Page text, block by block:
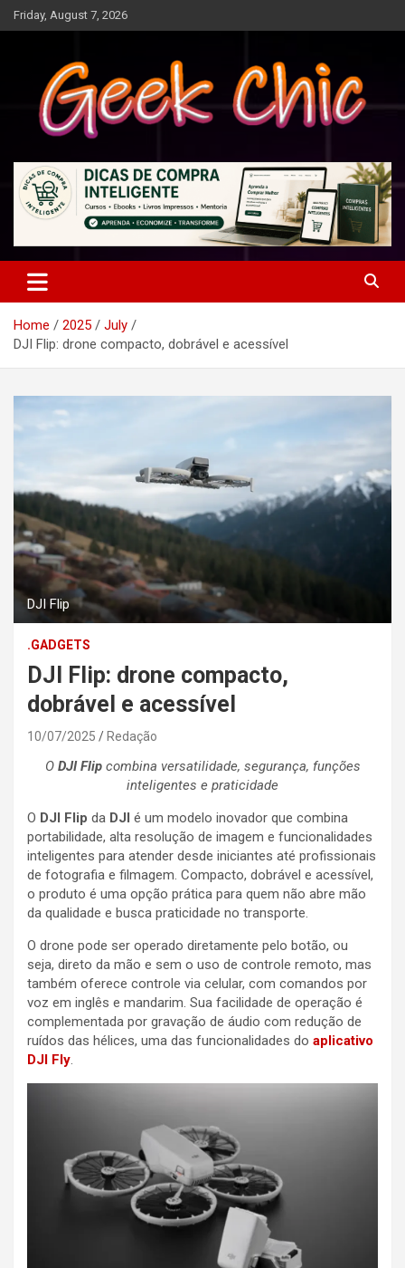
Skip
to
Friday, August 7, 2026
Geek Chic
Home 2025
July
DJI Flip: drone compacto, dobrável e acessível
DJI Flip
.GADGETS
DJI Flip: drone compacto,
dobrável e acessível
10/07/2025 Redação
O DJI Flipcombina versatilidade, segurança, funções
inteligentes e praticidade
O DJI Flip da DJI é um modelo inovador que combina
portabilidade, alta resolução de imagem e funcionalidades
inteligentes para atender desde iniciantes até profissionais
de fotografia e filmagem. Compacto, dobrável e acessível,
o produto é uma opção prática para quem não abre mão
da qualidade e busca praticidade no transporte.
O drone pode ser operado diretamente pelo botão, ou
seja, direto da mão e sem o uso de controle remoto, mas
também oferece controle via celular, com comandos por
voz em inglês e mandarim. Sua facilidade de operação é
complementada por gravação de áudio com redução de
ruídos das hélices, uma das funcionalidades do aplicativo
DJI Fly.